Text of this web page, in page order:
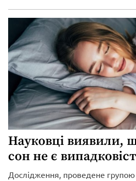
Науковці виявили,
сон не є
Дослідження, проведене